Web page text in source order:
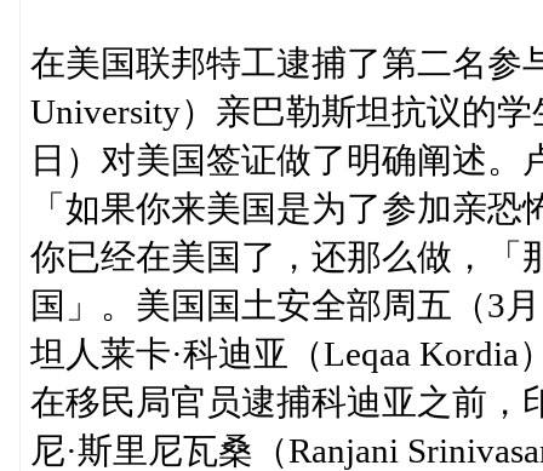
在美国联邦特工逮捕了第二名参
University）亲巴勒斯坦抗议的
日）对美国签证做了明确阐述
「如果你来美国是为了参加亲
你已经在美国了，还那么做，「
国」。美国国土安全部周五（3
坦人莱卡·科迪亚（Leqaa
在移民局官员逮捕科迪亚之前，
尼·斯里尼瓦桑（Ranjani